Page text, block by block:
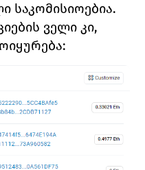
საკომისიოებია.
ველი კი,